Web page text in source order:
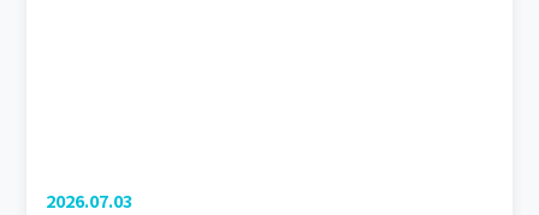
2026.07.03